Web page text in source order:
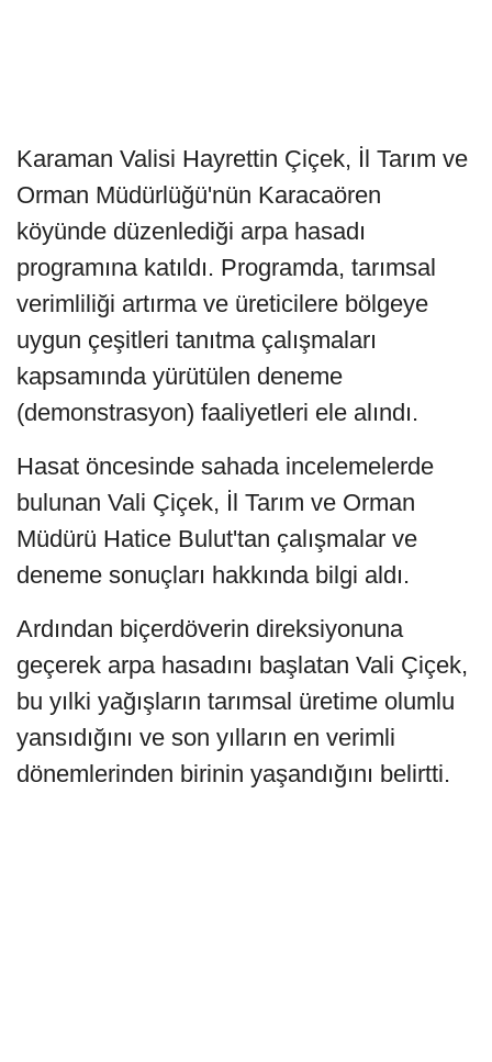
Karaman Valisi Hayrettin Çiçek, İl Tarım ve
Orman Müdürlüğü'nün Karacaören
köyünde düzenlediği arpa hasadı
programına katıldı. Programda, tarımsal
verimliliği artırma ve üreticilere bölgeye
uygun çeşitleri tanıtma çalışmaları
kapsamında yürütülen deneme
(demonstrasyon) faaliyetleri ele alındı.
Hasat öncesinde sahada incelemelerde
bulunan Vali Çiçek, İl Tarım ve Orman
Müdürü Hatice Bulut'tan çalışmalar ve
deneme sonuçları hakkında bilgi aldı.
Ardından biçerdöverin direksiyonuna
geçerek arpa hasadını başlatan Vali Çiçek,
bu yılki yağışların tarımsal üretime olumlu
yansıdığını ve son yılların en verimli
dönemlerinden birinin yaşandığını belirtti.